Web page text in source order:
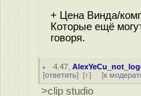
+ Цена Винда/
Которые ещё
говоря.
4.47 ,
[ответить] [↑] [к
>clip studio